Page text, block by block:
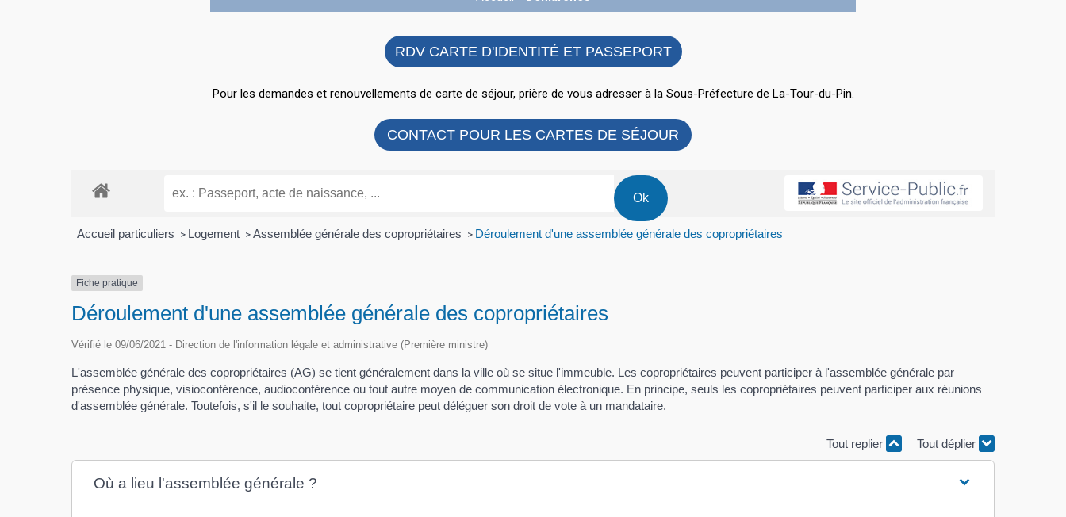
RDV CARTE D'IDENTITÉ ET PASSEPORT
Pour les demandes et renouvellements de carte de séjour, prière de vous adresser à la Sous-Préfecture de La-Tour-du-Pin.
CONTACT POUR LES CARTES DE SÉJOUR
Accueil particuliers > Logement > Assemblée générale des copropriétaires > Déroulement d'une assemblée générale des copropriétaires
Fiche pratique
Déroulement d'une assemblée générale des copropriétaires
Vérifié le 09/06/2021 - Direction de l'information légale et administrative (Première ministre)
L'assemblée générale des copropriétaires (AG) se tient généralement dans la ville où se situe l'immeuble. Les copropriétaires peuvent participer à l'assemblée générale par
présence physique, visioconférence, audioconférence ou tout autre moyen de communication électronique. En principe, seuls les copropriétaires peuvent participer aux réunions
d'assemblée générale. Toutefois, s'il le souhaite, tout copropriétaire peut déléguer son droit de vote à un mandataire.
Tout replier Tout déplier
Où a lieu l'assemblée générale ?